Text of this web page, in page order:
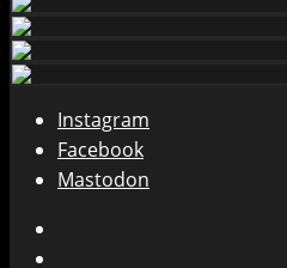
Instagram
Facebook
Mastodon